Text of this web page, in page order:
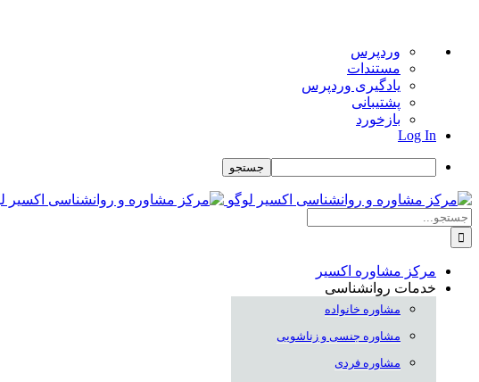
درباره
وردپرس
وردپرس
مستندات
یادگیری وردپرس
پشتیبانی
بازخورد
Log In
جستجو
Skip
to
content
جستجو
برای:
مرکز مشاوره اکسیر
خدمات روانشناسی
مشاوره خانواده
مشاوره جنسی و زناشویی
مشاوره فردی